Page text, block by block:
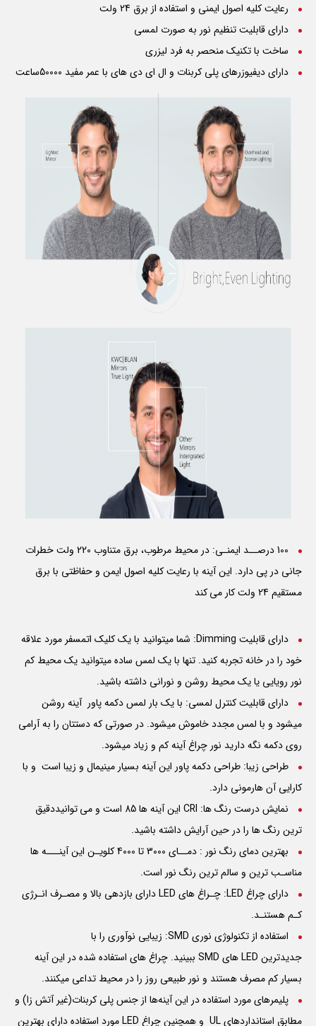
رعایت کلیه اصول ایمنی و استفاده از برق 24 ولت
دارای قابلیت تنظیم نور به صورت لمسی
ساخت با تکنیک منحصر به فرد لیزری
دارای دیفیوزرهای پلی کربنات و ال ای دی های با عمر مفید 50000ساعت
100 درصــد ایمنـی: در محیط مرطوب، برق متناوب 220 ولت خطرات
جانی در پی دارد. این آینه با رعایت کلیه اصول ایمن و حفاظتی با برق
مستقیم 24 ولت کار می کند
دارای قابلیت Dimming: شما میتوانید با یک کلیک اتمسفر مورد علاقه
خود را در خانه تجربه کنید. تنها با یک لمس ساده میتوانید یک محیط کم
نور رویایی یا یک محیط روشن و نورانی داشته باشید.
دارای قابلیت کنترل لمسی: با یک بار لمس دکمه پاور آینه روشن
میشود و با لمس مجدد خاموش میشود. در صورتی که دستتان را به آرامی
روی دکمه نگه دارید نور چراغ آینه کم و زیاد میشود.
طراحی زیبا: طراحی دکمه پاور این آینه بسیار مینیمال و زیبا است و با
کارایی آن هارمونی دارد.
نمایش درست رنگ ها: CRI
این آینه ها 85 است و می توانیددقیق
ترین رنگ ها را در حین آرایش داشته باشید.
بهترین دمای رنگ نور : دمــای 3000 تا 4000 کلویـن این آینـــه ها
مناسـب ترین و سالم ترین رنگ نور است.
دارای چراغ LED: چـراغ های
LEDدارای بازدهی بالا و مصـرف انـرژی
کـم هستنـد.
استفاده از تکنولوژی نوری SMD: زیبایی نوآوری را با
جدیدترین LEDهای SMD ببینید. چراغ های استفاده شده در این آینه
بسیار کم مصرف هستند و نور طبیعی روز را در محیط تداعی میکنند.
پلیمرهای مورد استفاده در این آینه‌ها از جنس پلی کربنات(غیر آتش زا) و
مطابق استانداردهایUL و همچنین چراغ LEDمورد استفاده دارای بهترین